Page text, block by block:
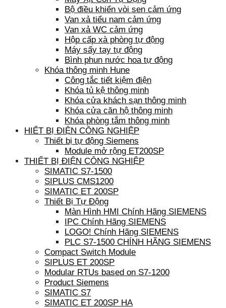
Bộ điều khiển vòi sen cảm ứng
Van xả tiểu nam cảm ứng
Van xả WC cảm ứng
Hộp cấp xà phòng tự động
Máy sấy tay tự động
Bình phun nước hoa tự động
Khóa thông minh Hune
Công tắc tiết kiệm điện
Khóa tủ kệ thông minh
Khóa cửa khách sạn thông minh
Khóa cửa căn hộ thông minh
Khóa phòng tắm thông minh
HIẾT BỊ ĐIỆN CÔNG NGHIỆP
Thiết bị tự động Siemens
Module mở rộng ET200SP
THIẾT BỊ ĐIỆN CÔNG NGHIỆP
SIMATIC S7-1500
SIPLUS CMS1200
SIMATIC ET 200SP
Thiết Bị Tự Động
Màn Hình HMI Chính Hãng SIEMENS
IPC Chính Hãng SIEMENS
LOGO! Chính Hãng SIEMENS
PLC S7-1500 CHÍNH HÃNG SIEMENS
Compact Switch Module
SIPLUS ET 200SP
Modular RTUs based on S7-1200
Product Siemens
SIMATIC S7
SIMATIC ET 200SP HA